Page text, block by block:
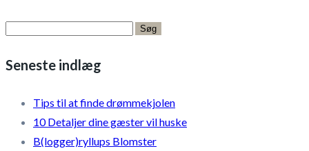
Seneste indlæg
Tips til at finde drømmekjolen
10 Detaljer dine gæster vil huske
B(logger)ryllups Blomster